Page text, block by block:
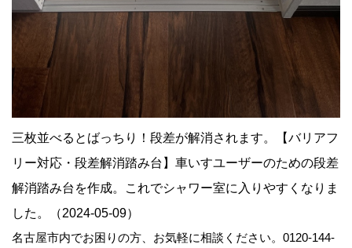
三枚並べるとばっちり！段差が解消されます。【バリアフ
リー対応・段差解消踏み台】車いすユーザーのための段差
解消踏み台を作成。これでシャワー室に入りやすくなりま
した。（2024-05-09）
名古屋市内でお困りの方、お気軽に相談ください。0120-144-